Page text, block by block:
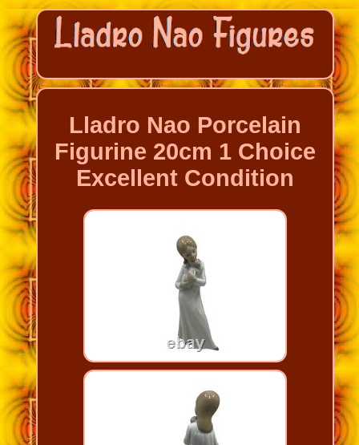
Lladro Nao Porcelain
Figurine 20cm 1 Choice
Excellent Condition